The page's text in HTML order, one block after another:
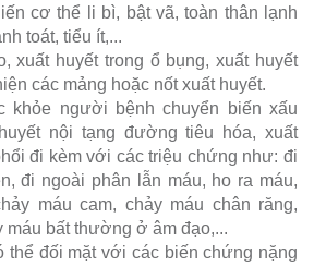
cơ thể li bì, bật vã, toàn thân lạnh
toát, tiểu ít,...
xuất huyết trong ổ bụng, xuất huyết
các mảng hoặc nốt xuất huyết.
khỏe người bệnh chuyển biến xấu
nội tạng đường tiêu hóa, xuất
đi kèm với các triệu chứng như: đi
đi ngoài phân lẫn máu, ho ra máu,
máu cam, chảy máu chân răng,
máu bất thường ở âm đạo,...
thể đối mặt với các biến chứng nặng